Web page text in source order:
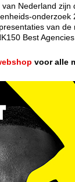
Nederland zijn
onderzoek
van de
Best Agencies
voor alle